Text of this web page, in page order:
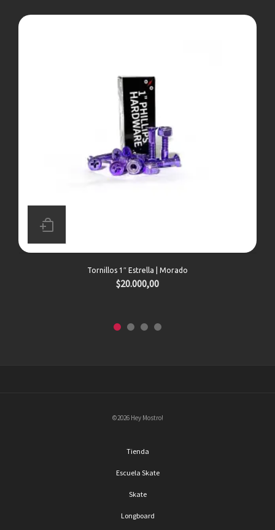
Tornillos 1″ Estrella | Morado
20.000,00
©2026 Hey Mostro!
Tienda
Escuela Skate
Skate
Longboard